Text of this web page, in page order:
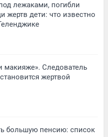
лежаками, погибли
жертв дети: что известно
макияже». Следователь
жертвой
большую пенсию: список